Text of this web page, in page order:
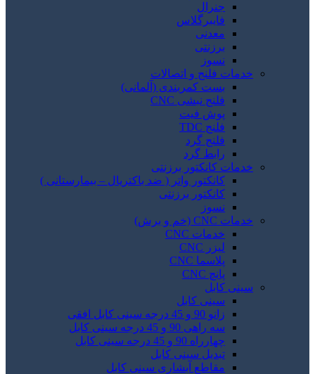
جنرال
فایبرگلاس
معدنی
برزنتی
نسوز
خدمات فلنج و اتصالات
بست کمربندی (آلمانی)
فلنج نبشی CNC
پوش فیت
فلنج TDC
فلنج گرد
رابط گرد
خدمات کانکتور برزنتی
کانکتور واتر ( ضد باکتریال – بیمارستانی )
کانکتور برزنتی
نسوز
خدمات CNC (خم و برش)
خدمات CNC
لیزر CNC
پلاسما CNC
پانچ CNC
سینی کابل
سینی کابل
زانو 90 و 45 درجه سینی کابل افقی
سه راهی 90 و 45 درجه سینی کابل
چهارراه 90 و 45 درجه سینی کابل
تبدیل سینی کابل
مقاطع آبشاری سینی کابل